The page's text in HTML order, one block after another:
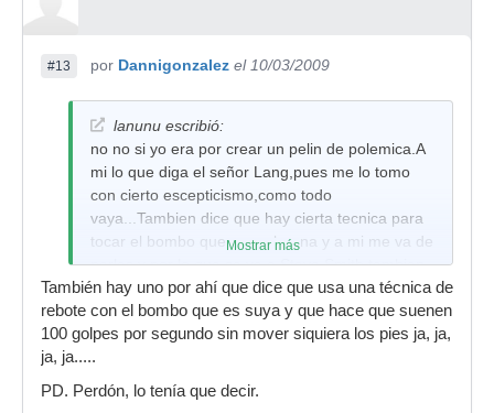
#13 por Dannigonzalez el 10/03/2009
lanunu escribió:
no no si yo era por crear un pelin de polemica.A
mi lo que diga el señor Lang,pues me lo tomo
con cierto escepticismo,como todo
vaya...Tambien dice que hay cierta tecnica para
tocar el bombo que no es buena y a mi me va de
perlas y por lo que se ve a Steve Smith tambien
(y no me comparo con Steve Smith que conste)
Mostrar más
También hay uno por ahí que dice que usa una técnica de
rebote con el bombo que es suya y que hace que suenen
100 golpes por segundo sin mover siquiera los pies ja, ja,
ja, ja.....
PD. Perdón, lo tenía que decir.